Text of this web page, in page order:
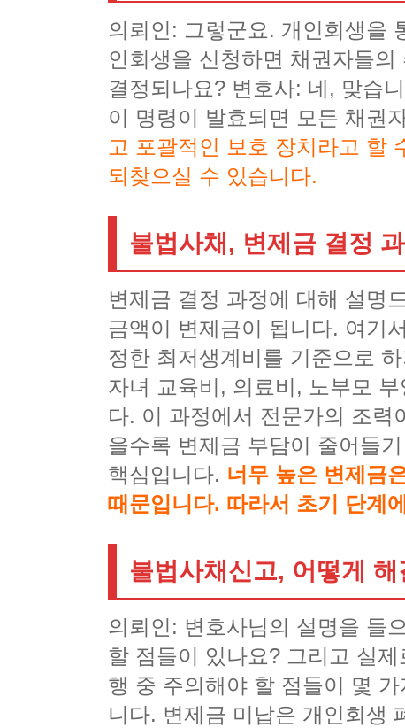
의뢰인: 그렇군요. 개인회생을
인회생을 신청하면 채권자들
결정되나요? 변호사: 네, 맞습
이 명령이 발효되면 모든 채권
고 포괄적인 보호 장치라고 할
되찾으실 수 있습니다.
불법사채, 변제금 결정
변제금 결정 과정에 대해 설명
금액이 변제금이 됩니다. 여기
정한 최저생계비를 기준으로
자녀 교육비, 의료비, 노부모
다. 이 과정에서 전문가의 조
을수록 변제금 부담이 줄어들
핵심입니다. 너무 높은 변제금
때문입니다. 따라서 초기 단계
불법사채신고, 어떻게 해
의뢰인: 변호사님의 설명을 들
할 점들이 있나요? 그리고 실
행 중 주의해야 할 점들이 몇
니다. 변제금 미납은 개인회생